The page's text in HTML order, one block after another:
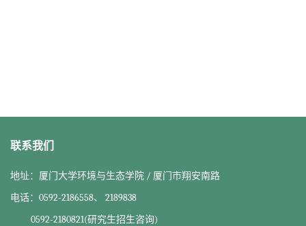
联系我们
地址：厦门大学环境与生态学院 / 厦门市翔安南路
电话：0592-2186558、 2189838
0592-2180821(研究生招生咨询)